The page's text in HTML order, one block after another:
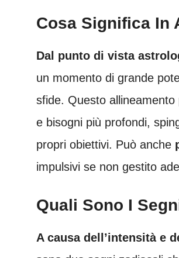
Cosa Significa In
Dal punto di vista
un momento di grande
sfide. Questo
e bisogni più profondi,
propri obiettivi. Può anche
impulsivi se non gestito
Quali Sono I
A causa dell’intensità e